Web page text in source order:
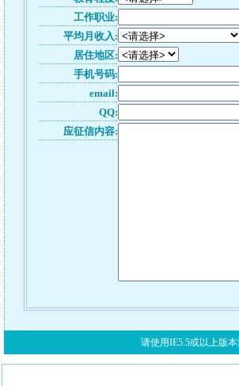
工作职业:
平均月收入:
居住地区:
手机号码:
email:
QQ:
应征信内容:
请使用IE5.5或以上版